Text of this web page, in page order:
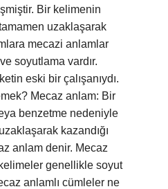
Bir kelimenin
uzaklaşarak
mecazi anlamlar
soyutlama vardır.
eski bir çalışanıydı.
Mecaz anlam: Bir
benzetme nedeniyle
kazandığı
anlam denir. Mecaz
genellikle soyut
anlamlı cümleler ne